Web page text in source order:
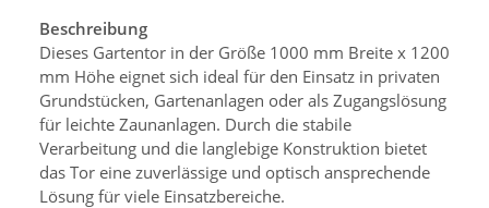
Beschreibung
Dieses Gartentor in der Größe 1000 mm Breite x 1200
mm Höhe eignet sich ideal für den Einsatz in privaten
Grundstücken, Gartenanlagen oder als Zugangslösung
für leichte Zaunanlagen. Durch die stabile
Verarbeitung und die langlebige Konstruktion bietet
das Tor eine zuverlässige und optisch ansprechende
Lösung für viele Einsatzbereiche.